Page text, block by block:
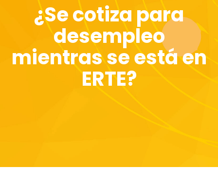
¿Se cotiza para
desempleo
mientras se está en
ERTE?